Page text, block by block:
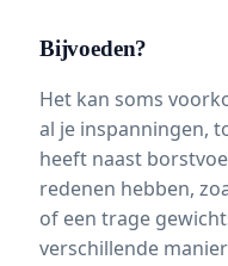
Bijvoeden?
Het kan soms
al je inspanningen,
heeft naast
redenen hebben,
of een trage
verschillende